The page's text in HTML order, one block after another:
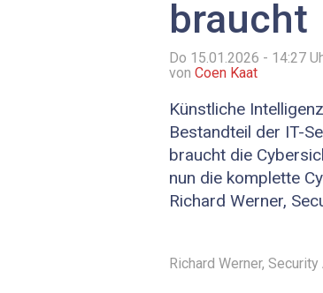
braucht
Do 15.01.2026 - 14:27
von Coen Kaat
Künstliche
Bestandteil der IT-
braucht die
nun die komplette
Richard Werner,
Richard Werner,